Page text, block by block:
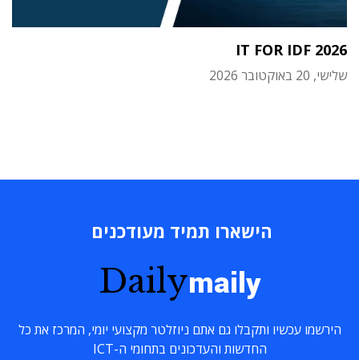
IT FOR IDF 2026
שלישי, 20 באוקטובר 2026
הישארו תמיד מעודכנים
Dailymaily
הירשמו עכשיו ותקבלו גם אתם ניוזלטר מקצועי יומי, המרכז את כל
החדשות והעדכונים בתחומי ה-ICT